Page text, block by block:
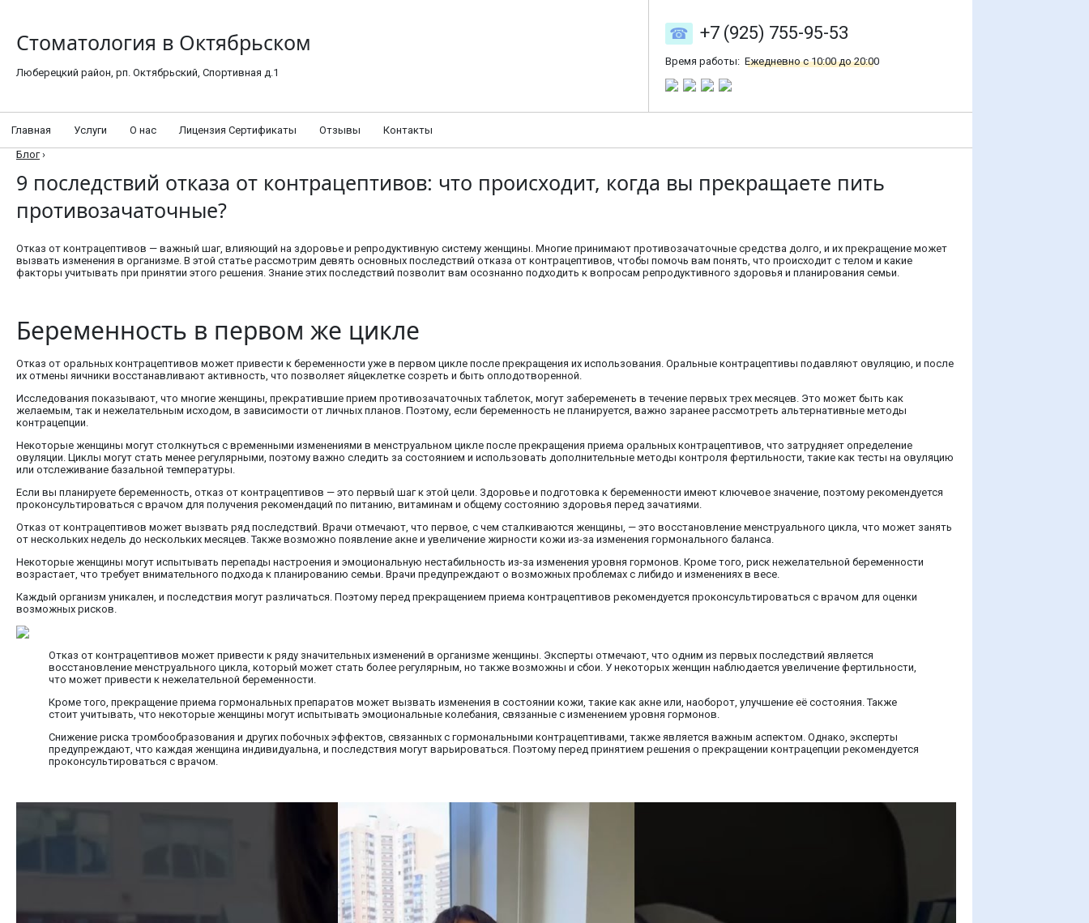
Стоматология в Октябрьском
Люберецкий район, рп. Октябрьский, Спортивная д.1
+7 (925) 755-95-53
Время работы: Ежедневно с 10:00 до 20:00
Главная Услуги О нас Лицензия Сертификаты Отзывы
Контакты
Блог ›
9 последствий отказа от контрацептивов: что происходит, когда вы прекращаете пить
противозачаточные?
Отказ от контрацептивов — важный шаг, влияющий на здоровье и репродуктивную систему женщины. Многие принимают противозачаточные средства долго, и их прекращение может
вызвать изменения в организме. В этой статье рассмотрим девять основных последствий отказа от контрацептивов, чтобы помочь вам понять, что происходит с телом и какие
факторы учитывать при принятии этого решения. Знание этих последствий позволит вам осознанно подходить к вопросам репродуктивного здоровья и планирования семьи.
Беременность в первом же цикле
Отказ от оральных контрацептивов может привести к беременности уже в первом цикле после прекращения их использования. Оральные контрацептивы подавляют овуляцию, и после
их отмены яичники восстанавливают активность, что позволяет яйцеклетке созреть и быть оплодотворенной.
Исследования показывают, что многие женщины, прекратившие прием противозачаточных таблеток, могут забеременеть в течение первых трех месяцев. Это может быть как
желаемым, так и нежелательным исходом, в зависимости от личных планов. Поэтому, если беременность не планируется, важно заранее рассмотреть альтернативные методы
контрацепции.
Некоторые женщины могут столкнуться с временными изменениями в менструальном цикле после прекращения приема оральных контрацептивов, что затрудняет определение
овуляции. Циклы могут стать менее регулярными, поэтому важно следить за состоянием и использовать дополнительные методы контроля фертильности, такие как тесты на овуляцию
или отслеживание базальной температуры.
Если вы планируете беременность, отказ от контрацептивов — это первый шаг к этой цели. Здоровье и подготовка к беременности имеют ключевое значение, поэтому рекомендуется
проконсультироваться с врачом для получения рекомендаций по питанию, витаминам и общему состоянию здоровья перед зачатиями.
Отказ от контрацептивов может вызвать ряд последствий. Врачи отмечают, что первое, с чем сталкиваются женщины, — это восстановление менструального цикла, что может занять
от нескольких недель до нескольких месяцев. Также возможно появление акне и увеличение жирности кожи из-за изменения гормонального баланса.
Некоторые женщины могут испытывать перепады настроения и эмоциональную нестабильность из-за изменения уровня гормонов. Кроме того, риск нежелательной беременности
возрастает, что требует внимательного подхода к планированию семьи. Врачи предупреждают о возможных проблемах с либидо и изменениях в весе.
Каждый организм уникален, и последствия могут различаться. Поэтому перед прекращением приема контрацептивов рекомендуется проконсультироваться с врачом для оценки
возможных рисков.
Отказ от контрацептивов может привести к ряду значительных изменений в организме женщины. Эксперты отмечают, что одним из первых последствий является
восстановление менструального цикла, который может стать более регулярным, но также возможны и сбои. У некоторых женщин наблюдается увеличение фертильности,
что может привести к нежелательной беременности.
Кроме того, прекращение приема гормональных препаратов может вызвать изменения в состоянии кожи, такие как акне или, наоборот, улучшение её состояния. Также
стоит учитывать, что некоторые женщины могут испытывать эмоциональные колебания, связанные с изменением уровня гормонов.
Снижение риска тромбообразования и других побочных эффектов, связанных с гормональными контрацептивами, также является важным аспектом. Однако, эксперты
предупреждают, что каждая женщина индивидуальна, и последствия могут варьироваться. Поэтому перед принятием решения о прекращении контрацепции рекомендуется
проконсультироваться с врачом.